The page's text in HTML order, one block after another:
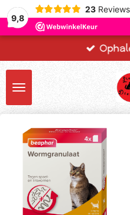
9,8
23 Reviews